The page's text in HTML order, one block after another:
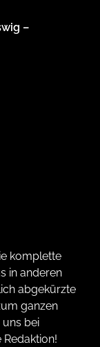
–
komplette
in anderen
abgekürzte
ganzen
uns bei
Redaktion!